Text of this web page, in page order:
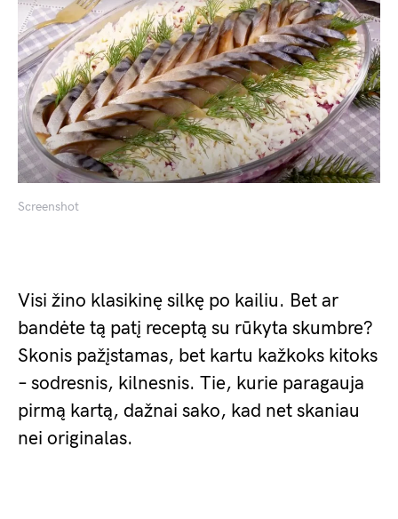
Screenshot
Visi žino klasikinę silkę po kailiu. Bet ar
bandėte tą patį receptą su rūkyta skumbre?
Skonis pažįstamas, bet kartu kažkoks kitoks
– sodresnis, kilnesnis. Tie, kurie paragauja
pirmą kartą, dažnai sako, kad net skaniau
nei originalas.